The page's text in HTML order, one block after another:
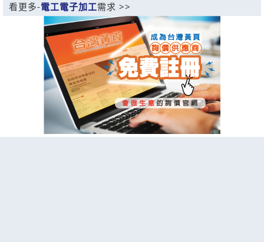
看更多-電工電子加工需求 >>